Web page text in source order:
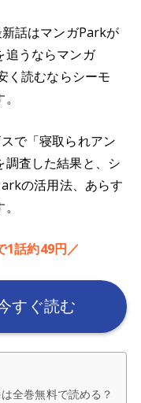
話はマンガParkが
追うならマンガ
く読むならシーモ
で「寝取られアン
調査した結果と、シ
の活用法、あらす
1話約49円／
すぐ読む
全巻無料で読める？